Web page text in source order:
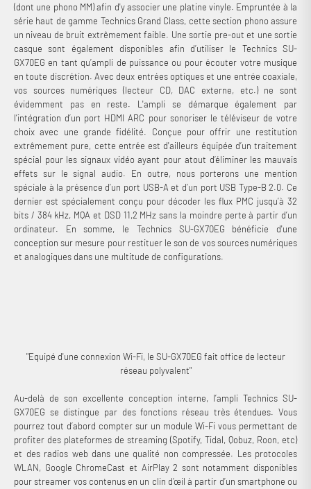
(dont une phono MM) afin d'y associer une platine vinyle. Empruntée à la
série haut de gamme Technics Grand Class, cette section phono assure
un niveau de bruit extrêmement faible. Une sortie pre-out et une sortie
casque sont également disponibles afin d’utiliser le Technics SU-
GX70EG en tant qu’ampli de puissance ou pour écouter votre musique
en toute discrétion. Avec deux entrées optiques et une entrée coaxiale,
vos sources numériques (lecteur CD, DAC externe, etc.) ne sont
évidemment pas en reste. L'ampli se démarque également par
l’intégration d’un port HDMI ARC pour sonoriser le téléviseur de votre
choix avec une grande fidélité. Conçue pour offrir une restitution
extrêmement pure, cette entrée est d'ailleurs équipée d’un traitement
spécial pour les signaux vidéo ayant pour atout d’éliminer les mauvais
effets sur le signal audio. En outre, nous porterons une mention
spéciale à la présence d’un port USB-A et d’un port USB Type-B 2.0. Ce
dernier est spécialement conçu pour décoder les flux PMC jusqu’à 32
bits / 384 kHz, MQA et DSD 11,2 MHz sans la moindre perte à partir d’un
ordinateur. En somme, le Technics SU-GX70EG bénéficie d'une
conception sur mesure pour restituer le son de vos sources numériques
et analogiques dans une multitude de configurations.
"Equipé d'une connexion Wi-Fi, le SU-GX70EG fait office de lecteur
réseau polyvalent"
Au-delà de son excellente conception interne, l’ampli Technics SU-
GX70EG se distingue par des fonctions réseau très étendues. Vous
pourrez tout d’abord compter sur un module Wi-Fi vous permettant de
profiter des plateformes de streaming (Spotify, Tidal, Qobuz, Roon, etc)
et des radios web dans une qualité non compressée. Les protocoles
WLAN, Google ChromeCast et AirPlay 2 sont notamment disponibles
pour streamer vos contenus en un clin d’œil à partir d’un smartphone ou